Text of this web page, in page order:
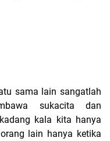
sama lain sangatlah
sukacita dan
kala kita hanya
lain hanya ketika